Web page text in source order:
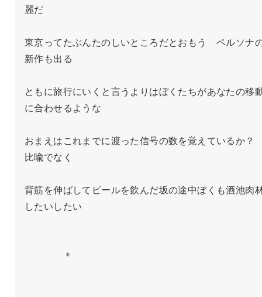
麗だ
東京ってたぶんたのしいところだとおもう　ペルソナ
新作も出る
ともに旅行にいくと言うよりはぼくたちがあなたの移
に合わせるような
おまえはこれまでに渡った信号の数を覚えているか
比喩でなく
背筋を伸ばしてビールを飲んだ坂の途中ぼくも酒池肉
したいしたい
＊